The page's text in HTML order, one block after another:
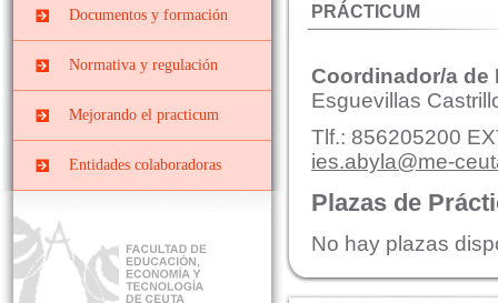
PRIMARIA
mención]
de Educación Social
Centros docentes
Prácticas
EXTRACURRICULARES
Prácticas ERASMUS
Documentos y formación
Cursos, congresos y
jornadas
Documentos y Tutoriales
Normativa y regulación
Convenios y Órdenes
Reguladoras
Comisiones
Interna
Planes de prácticas
Mejorando el practicum
Datos y cifras de cursos
anteriores
El Prácticum en los
estudios de grado
Entidades colaboradoras
PRÁCTICUM
Coordinador/a de
Esguevillas
Tlf.: 856205200
ies.abyla@me-
Plazas de
No hay plazas